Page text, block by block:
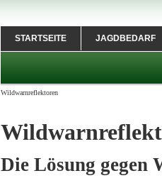
STARTSEITE JAGDBEDARF
Wildwarnreflektoren
Die Lösung gegen